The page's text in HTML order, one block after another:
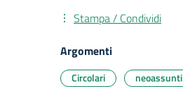
Stampa / Condividi
Argomenti
Circolari neoassunti